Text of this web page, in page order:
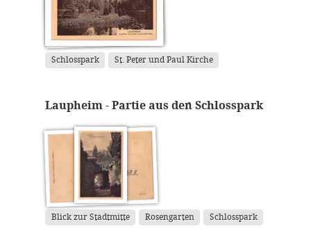
Schlosspark St. Peter und Paul Kirche
Laupheim - Partie aus den Schlosspark
Blick zur Stadtmitte Rosengarten Schlosspark